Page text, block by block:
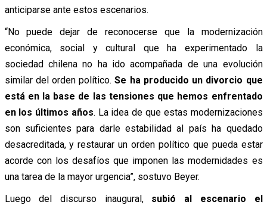
anticiparse ante estos escenarios.
“No puede dejar de reconocerse que la modernización
económica, social y cultural que ha experimentado la
sociedad chilena no ha ido acompañada de una evolución
similar del orden político.Se ha producido un divorcio que
está en la base de las tensiones que hemos enfrentado
en los últimos años. La idea de que estas modernizaciones
son suficientes para darle estabilidad al país ha quedado
desacreditada, y restaurar un orden político que pueda estar
acorde con los desafíos que imponen las modernidades es
una tarea de la mayor urgencia”, sostuvo Beyer.
Luego del discurso inaugural,subió al escenario el